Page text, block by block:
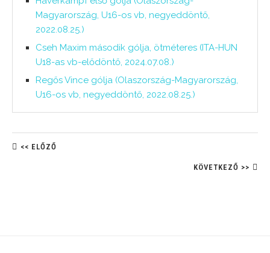
Magyarország, U16-os vb, negyeddöntő,
2022.08.25.)
Cseh Maxim második gólja, ötméteres (ITA-HUN
U18-as vb-elődöntő, 2024.07.08.)
Regős Vince gólja (Olaszország-Magyarország,
U16-os vb, negyeddöntő, 2022.08.25.)
<< ELŐZŐ
KÖVETKEZŐ >>